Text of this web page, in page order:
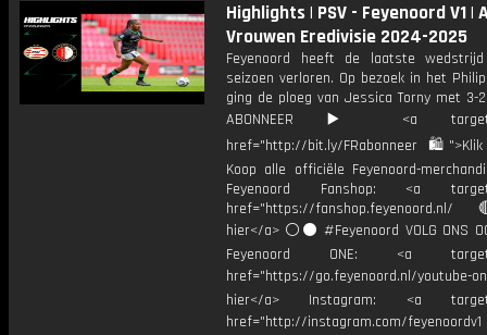
Highlights | PSV - Feyenoord V1 |
Vrouwen Eredivisie 2024-2025
Feyenoord heeft de laatste
seizoen verloren. Op bezoek in het
ging de ploeg van Jessica Torny met 3-
ABONNEER ▶️ <a
href="http://bit.ly/FRabonneer
Koop alle officiële Feyenoord-
Feyenoord Fanshop: <a
href="https://
hier</a> ⚪️⚫ #Feyenoord VOLG ONS
Feyenoord ONE: <a
href="https://go.feyenoord.nl/youtube-
hier</a> Instagram: <a
href="http://instagram.com/